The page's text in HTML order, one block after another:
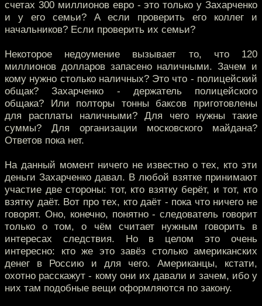
счетах 300 миллионов евро - это только у Захарченко
и у его семьи? А если проверить его коллег и
начальников? Если проверить их семьи?
Некоторое недоумение вызывает то, что 120
миллионов долларов запасено наличными. Зачем и
кому нужно столько наличных? Это что - полицейский
общак? Захарченко - держатель полицейского
общака? Или полторы тонны баксов приготовлены
для расплаты наличными? Для чего нужны такие
суммы? Для организации московского майдана?
Ответов пока нет.
На данный момент ничего не известно о тех, кто эти
деньги Захарченко давал. В любой взятке принимают
участие две стороны: тот, кто взятку берёт, и тот, кто
взятку даёт. Вот про тех, кто даёт - пока что ничего не
говорят. Оно, конечно, понятно - следователь говорит
только о том, о чём считает нужным говорить в
интересах следствия. Но в целом это очень
интересно: кто же это завёз столько американских
денег в Россию и для чего. Американцы, кстати,
охотно расскажут - кому они их давали и зачем, ибо у
них там подобные вещи оформляются по закону.